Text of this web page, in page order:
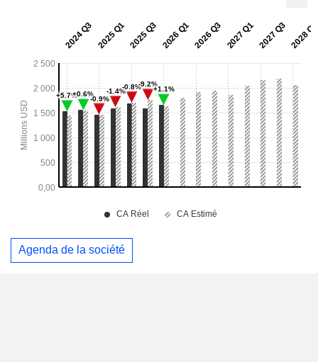
Agenda de la société